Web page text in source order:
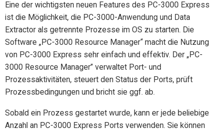
Eine der wichtigsten neuen Features des PC-3000 Express
ist die Möglichkeit, die PC-3000-Anwendung und Data
Extractor als getrennte Prozesse im OS zu starten. Die
Software „PC-3000 Resource Manager“ macht die Nutzung
von PC-3000 Express sehr einfach und effektiv. Der „PC-
3000 Resource Manager” verwaltet Port- und
Prozessaktivitäten, steuert den Status der Ports, prüft
Prozessbedingungen und bricht sie ggf. ab.
Sobald ein Prozess gestartet wurde, kann er jede beliebige
Anzahl an PC-3000 Express Ports verwenden. Sie können